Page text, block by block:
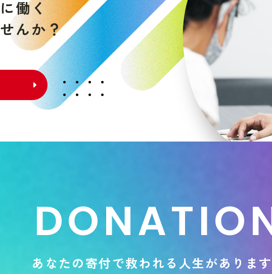
に働く
せんか？
DONATIO
あ なたの寄付で救われる 人生があ り ま す